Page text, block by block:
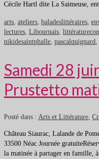
Cécile Hartl dite La Saimeuse,
arts, ateliers, baladeslittéraires,
lectures, Libournais,
nikidesaintphalle, pascalquignard,
Samedi 28
Prustetto
Posté dans : Arts et Littérature,
Château Siaurac, Lalande de
33500 Néac Journée
la matinée à partager en famille,